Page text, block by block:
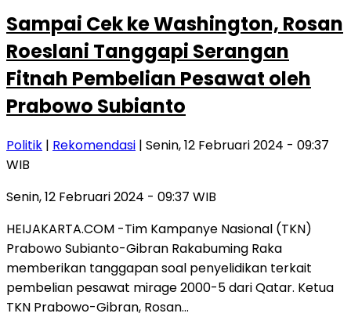
Sampai Cek ke Washington, Rosan
Roeslani Tanggapi Serangan
Fitnah Pembelian Pesawat oleh
Prabowo Subianto
Politik | Rekomendasi | Senin, 12 Februari 2024 - 09:37
WIB
Senin, 12 Februari 2024 - 09:37 WIB
HEIJAKARTA.COM -Tim Kampanye Nasional (TKN)
Prabowo Subianto-Gibran Rakabuming Raka
memberikan tanggapan soal penyelidikan terkait
pembelian pesawat mirage 2000-5 dari Qatar. Ketua
TKN Prabowo-Gibran, Rosan…